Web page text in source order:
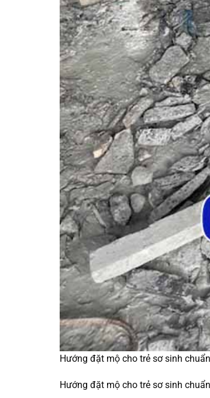
Hướng đặt mộ cho trẻ sơ sinh
Hướng đặt mộ cho trẻ sơ sinh